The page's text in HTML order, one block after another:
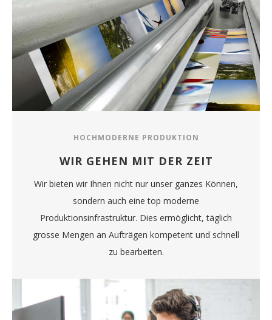
HOCHMODERNE PRODUKTION
WIR GEHEN MIT DER ZEIT
Wir bieten wir Ihnen nicht nur unser ganzes Können,
sondern auch eine top moderne
Produktionsinfrastruktur. Dies ermöglicht, täglich
grosse Mengen an Aufträgen kompetent und schnell
zu bearbeiten.